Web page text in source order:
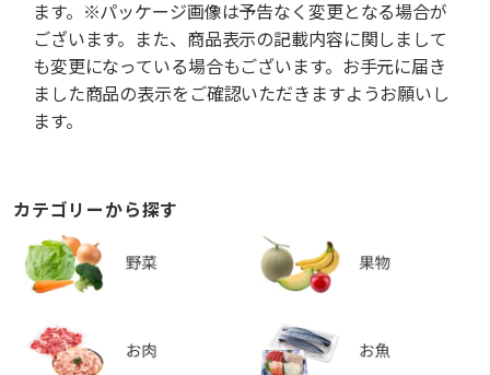
ます。※パッケージ画像は予告なく変更となる場合が
ございます。また、商品表示の記載内容に関しまして
も変更になっている場合もございます。お手元に届き
ました商品の表示をご確認いただきますようお願いし
ます。
カテゴリーから探す